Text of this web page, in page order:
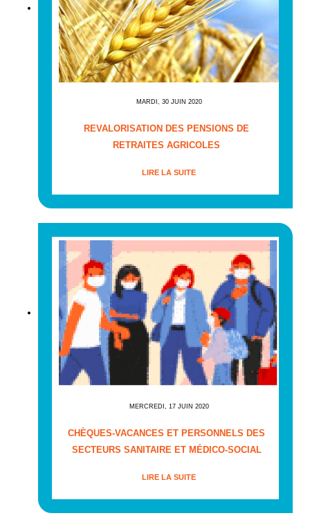
MARDI, 30 JUIN 2020
REVALORISATION DES PENSIONS DE
RETRAITES AGRICOLES
LIRE LA SUITE
MERCREDI, 17 JUIN 2020
CHÈQUES-VACANCES ET PERSONNELS DES
SECTEURS SANITAIRE ET MÉDICO-SOCIAL
LIRE LA SUITE